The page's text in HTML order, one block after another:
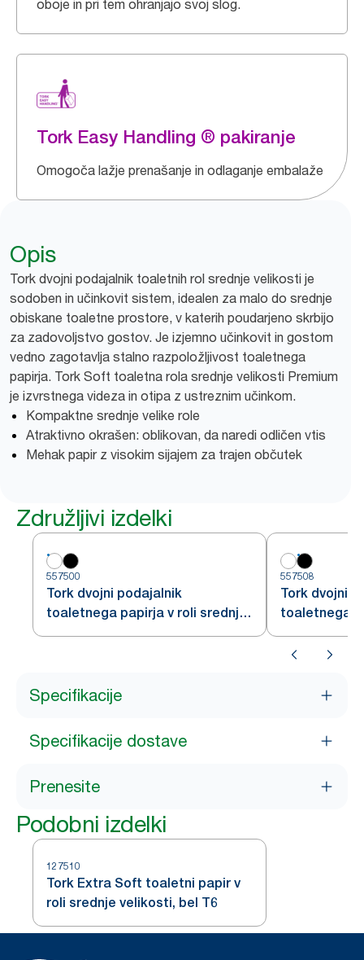
oboje in pri tem ohranjajo svoj slog.
Tork Easy Handling ® pakiranje
Omogoča lažje prenašanje in odlaganje embalaže
Opis
Tork dvojni podajalnik toaletnih rol srednje velikosti je
sodoben in učinkovit sistem, idealen za malo do srednje
obiskane toaletne prostore, v katerih poudarjeno skrbijo
za zadovoljstvo gostov. Je izjemno učinkovit in gostom
vedno zagotavlja stalno razpoložljivost toaletnega
papirja. Tork Soft toaletna rola srednje velikosti Premium
je izvrstnega videza in otipa z ustreznim učinkom.
Kompaktne srednje velike role
Atraktivno okrašen: oblikovan, da naredi odličen vtis
Mehak papir z visokim sijajem za trajen občutek
Združljivi izdelki
557500
Tork dvojni podajalnik
toaletnega papirja v roli srednje
velikosti, bel T6
557508
Tork dvojni
toaletnega
velikosti, črn
Specifikacije
Specifikacije dostave
Prenesite
Podobni izdelki
127510
Tork Extra Soft toaletni papir v
roli srednje velikosti, bel T6